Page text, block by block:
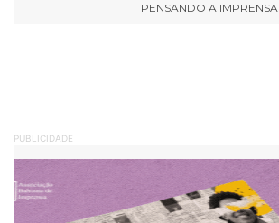
PENSANDO A IMPRENSA
PUBLICIDADE